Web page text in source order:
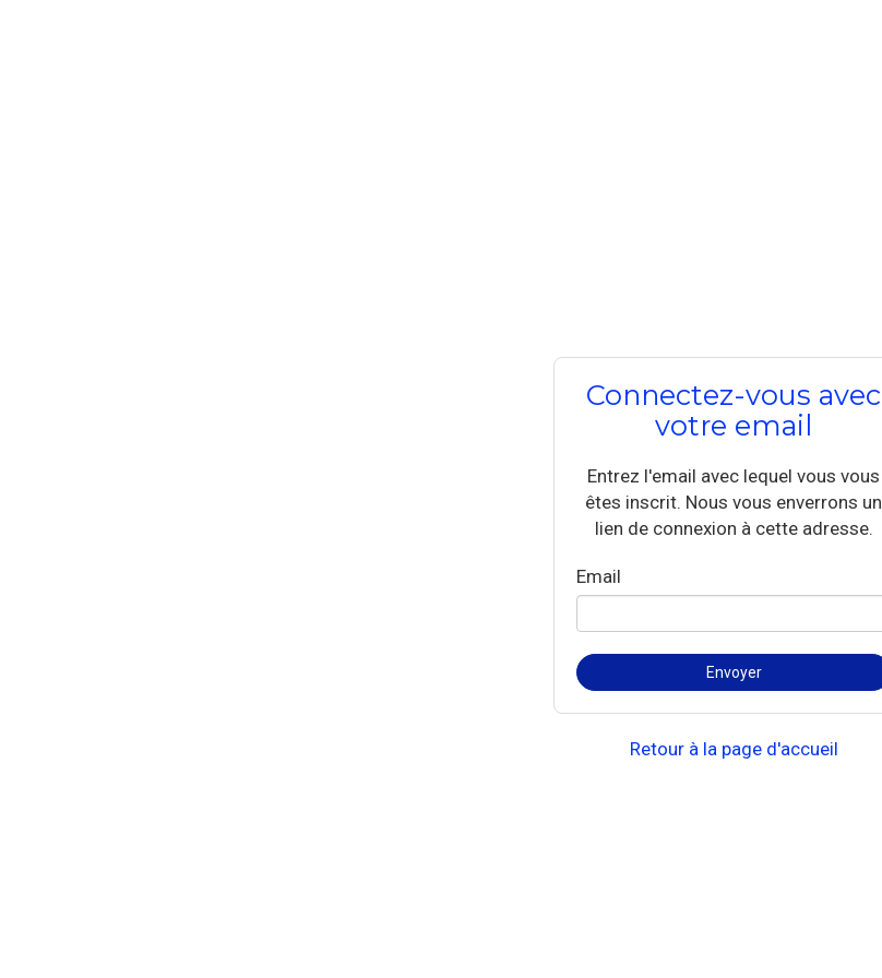
Connectez-vous avec
votre email
Entrez l'email avec lequel vous vous
êtes inscrit. Nous vous enverrons un
lien de connexion à cette adresse.
Email
Retour à la page d'accueil